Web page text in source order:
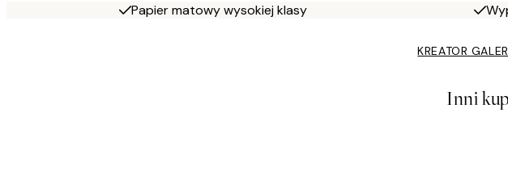
Papier matowy wysokiej klasy
KREATOR
Inni